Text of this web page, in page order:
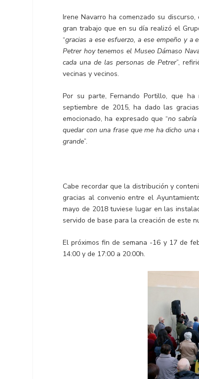
Irene Navarro ha comenzado su
gran trabajo que en su día realizó el
“gracias a ese esfuerzo, a ese empeño y
Petrer hoy tenemos el Museo Dámaso
cada una de las personas de Petrer”,
vecinas y vecinos.
Por su parte, Fernando Portillo, que
septiembre de 2015, ha dado las
emocionado, ha expresado que “no
quedar con una frase que me ha dicho
grande”.
Cabe recordar que la distribución y
gracias al convenio entre el
mayo de 2018 tuviese lugar en las
servido de base para la creación de este
El próximos fin de semana -16 y 17 de
14:00 y de 17:00 a 20:00h.